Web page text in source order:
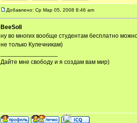
Добавлено: Ср Мар 05, 2008 8:46 am
BeeSoll
ну во многих вообще студентам бесплатно
не только Кулечникам)
Дайте мне свободу и я создам вам мир)